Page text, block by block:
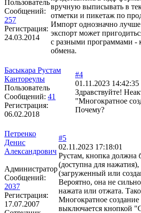
Пользователь
Сообщений:
257
Регистрация:
24.03.2014
вручную выписывать в
отметки и пикетаж по
Импорт однозначно
экспорт может
с разными программами -
обмена.
Басыкара Рустам
Кантореулы
Пользователь
Сообщений: 41
Регистрация:
06.02.2018
#4
01.11.2023 14:42:35
Здравствуйте!
"Многократное
Почему?
Петренко
Денис
Александрович
Администратор
Сообщений:
2037
Регистрация:
17.07.2007
#5
02.11.2023 17:18:01
Рустам, кнопка должна
(доступна для
(загруженный или
Вероятно, она не
нажата или отжата.
Многократное создание
выключается кнопкой